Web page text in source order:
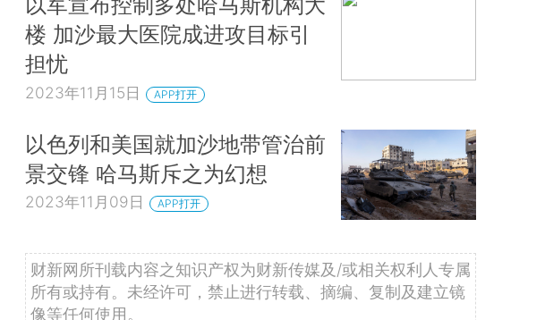
楼 加沙最大医院成进攻目标引
担忧
2023年11月15日 APP打开
以色列和美国就加沙地带管治前
景交锋 哈马斯斥之为幻想
2023年11月09日 APP打开
财新网所刊载内容之知识产权为财新传媒及/或相关权利人专属
所有或持有。未经许可，禁止进行转载、摘编、复制及建立镜
像等任何使用。